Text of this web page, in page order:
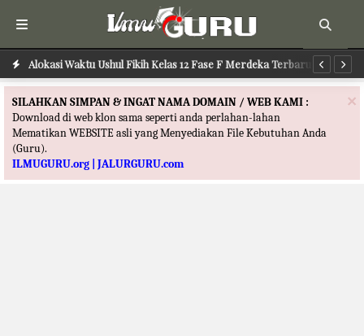
Alokasi Waktu Ushul Fikih Kelas 12 Fase F Merdeka Terbaru
Alokasi Waktu Ilmu Tafsir Kelas 12 Fase F Merdeka Terbaru
×
SILAHKAN SIMPAN & INGAT NAMA DOMAIN / WEB KAMI :
Download di web klon sama seperti anda perlahan-lahan
Mematikan WEBSITE asli yang Menyediakan File Kebutuhan Anda
(Guru).
ILMUGURU.org | JALURGURU.com